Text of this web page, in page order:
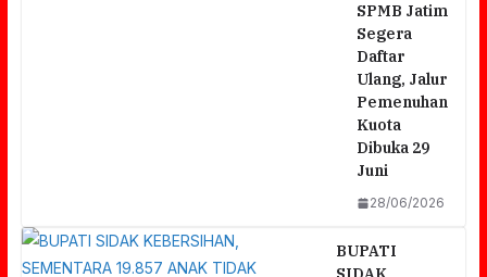
SPMB Jatim
Segera
Daftar
Ulang, Jalur
Pemenuhan
Kuota
Dibuka 29
Juni
28/06/2026
BUPATI